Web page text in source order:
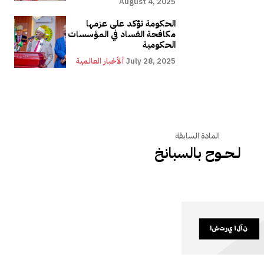
الحكومة تؤكد على عزمها
مكافحة الفساد في المؤسسات
الحكومية
ألأخبار العالمية July 28, 2025
المادة السابقة
لــحـــوح بالسبانخ